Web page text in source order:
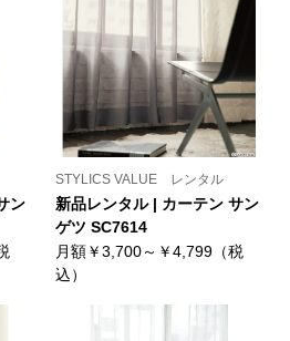
ン
STYLICS VALUE レンタル
新品レンタル | カーテン サン
ゲツ SC7614
月額￥3,700～￥4,799（税
込）